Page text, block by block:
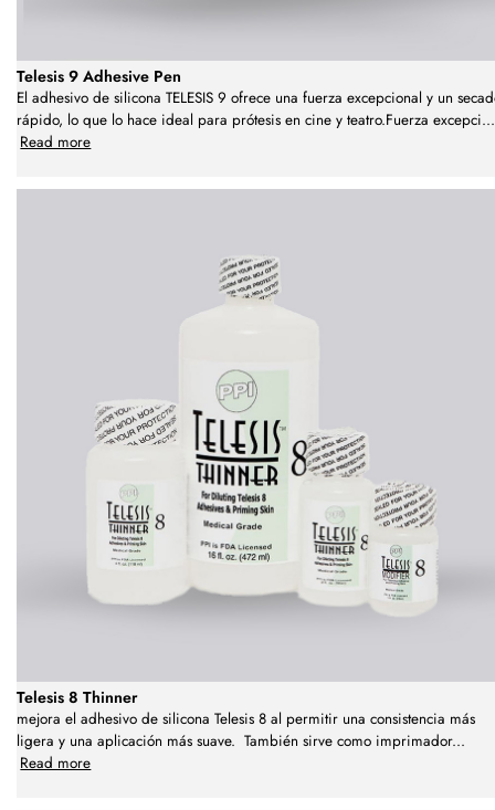
Telesis 9 Adhesive Pen
El adhesivo de silicona TELESIS 9 ofrece una fuerza excepcional y un
rápido, lo que lo hace ideal para prótesis en cine y teatro.Fuerza excepci...
Read more
Telesis 8 Thinner
mejora el adhesivo de silicona Telesis 8 al permitir una consistencia más
ligera y una aplicación más suave. También sirve como imprimador...
Read more